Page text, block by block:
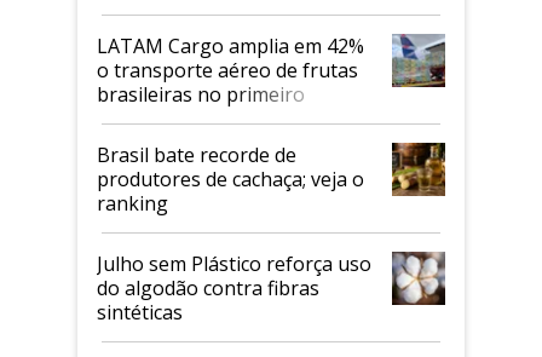
LATAM Cargo amplia em 42%
o transporte aéreo de frutas
brasileiras no primeiro
semestre
Brasil bate recorde de
produtores de cachaça; veja o
ranking
Julho sem Plástico reforça uso
do algodão contra fibras
sintéticas